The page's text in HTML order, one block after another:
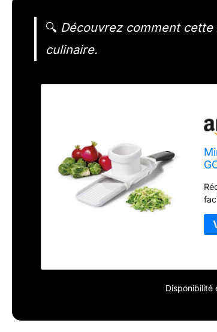
🔍 Découvrez comment
culinaire.
Disponibilité